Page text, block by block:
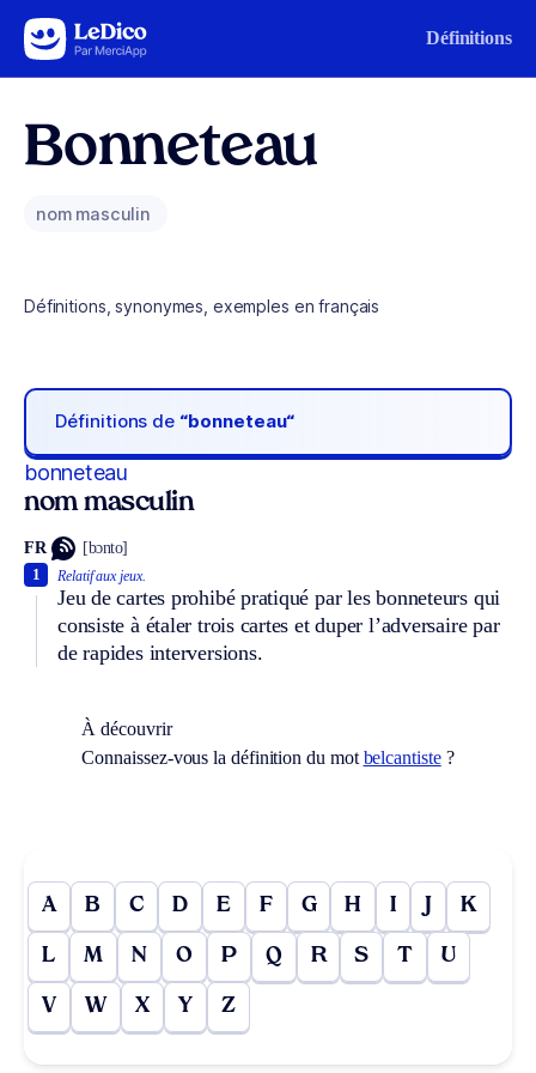
Aller au contenu Définitions
Bonneteau
nom masculin
Définitions, synonymes, exemples en français
Définitions de “bonneteau“
bonneteau
nom masculin
FR [bɔnto]
Relatif aux jeux.
Jeu de cartes prohibé pratiqué par les bonneteurs qui
consiste à étaler trois cartes et duper l’adversaire par
de rapides interversions.
1
À découvrir
Connaissez-vous la définition du mot belcantiste?
A B C D E F G H I J K
L M N O P Q R S T U
V W X Y Z